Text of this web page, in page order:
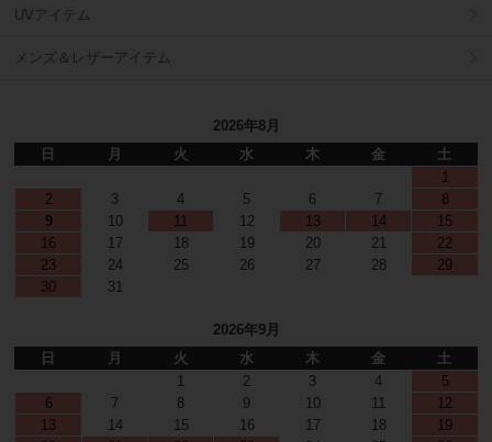
UVアイテム
メンズ＆レザーアイテム
2026年8月
日
月 火 水 木 金
土
1
2
3 4 5 6 7
8
9
10 11 12 13 14
15
16
17 18 19 20 21
22
23
24 25 26 27 28
29
30
31
2026年9月
日
月 火 水 木 金
土
1
2 3 4
5
6
7 8 9 10 11
12
13
14 15 16 17 18
19